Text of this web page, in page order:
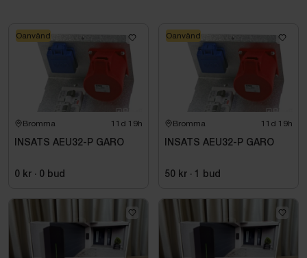
Bromma 11d 19h
INSATS AEU32-P GARO
0 kr · 0 bud
Oanvänd
Bromma 11d 19h
INSATS AEU32-P GARO
50 kr · 1 bud
Oanvänd